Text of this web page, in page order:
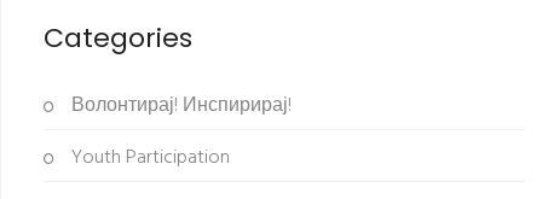
Categories
Волонтирај! Инспирирај!
Youth Participation